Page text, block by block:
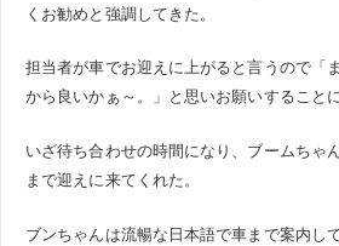
くお勧めと強調してきた。
担当者が車でお迎えに上がると言うので「
から良いかぁ～。」と思いお願いすることに
いざ待ち合わせの時間になり、ブームちゃ
まで迎えに来てくれた。
ブンちゃんは流暢な日本語で車まで案内し